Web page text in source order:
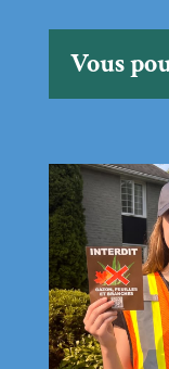
Vous